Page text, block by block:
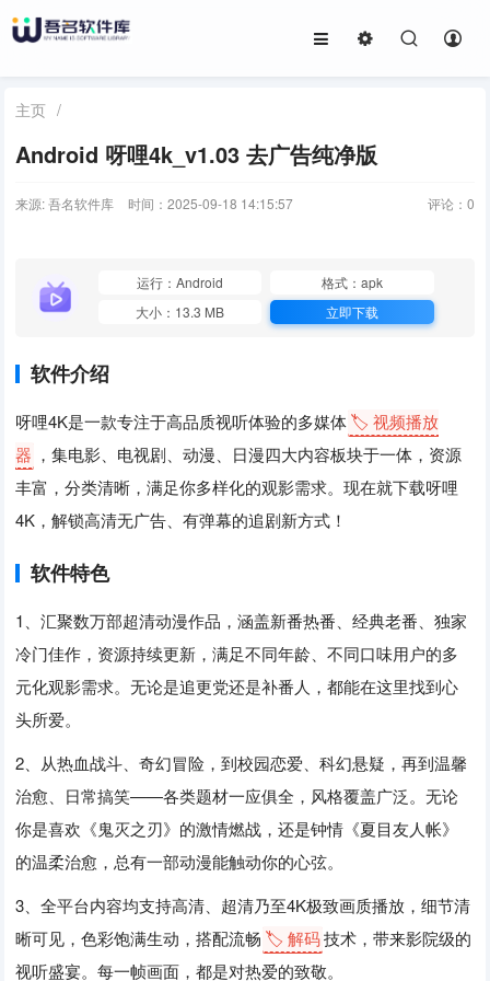
主页 /
Android 呀哩4k_v1.03 去广告纯净版
来源: 吾名软件库 时间：2025-09-18 14:15:57 评论： 0
运行：Android
格式：apk
大小：13.3 MB
立即下载
软件介绍
呀哩4K是一款专注于高品质视听体验的多媒体🏷️ 视频播放
器 ，集电影、电视剧、动漫、日漫四大内容板块于一体，资源
丰富，分类清晰，满足你多样化的观影需求。现在就下载呀哩
4K，解锁高清无广告、有弹幕的追剧新方式！
软件特色
1、汇聚数万部超清动漫作品，涵盖新番热番、经典老番、独家
冷门佳作，资源持续更新，满足不同年龄、不同口味用户的多
元化观影需求。无论是追更党还是补番人，都能在这里找到心
头所爱。
2、从热血战斗、奇幻冒险，到校园恋爱、科幻悬疑，再到温馨
治愈、日常搞笑——各类题材一应俱全，风格覆盖广泛。无论
你是喜欢《鬼灭之刃》的激情燃战，还是钟情《夏目友人帐》
的温柔治愈，总有一部动漫能触动你的心弦。
3、全平台内容均支持高清、超清乃至4K极致画质播放，细节清
晰可见，色彩饱满生动，搭配流畅 🏷️ 解码技术，带来影院级的
视听盛宴。每一帧画面，都是对热爱的致敬。